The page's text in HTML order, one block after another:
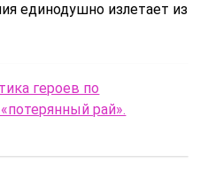
единодушно излетает из
героев по
рай».